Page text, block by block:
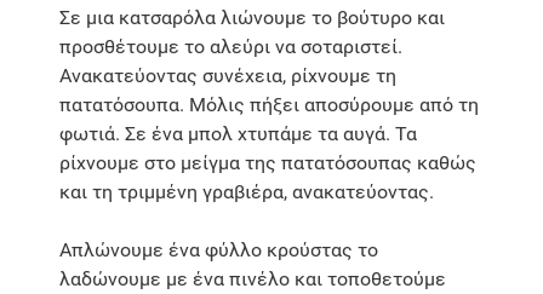
Σε μια κατσαρόλα λιώνουμε το βούτυρο και
προσθέτουμε το αλεύρι να σοταριστεί.
Ανακατεύοντας συνέχεια, ρίχνουμε τη
πατατόσουπα. Μόλις πήξει αποσύρουμε από τη
φωτιά. Σε ένα μπολ χτυπάμε τα αυγά. Τα
ρίχνουμε στο μείγμα της πατατόσουπας καθώς
και τη τριμμένη γραβιέρα, ανακατεύοντας.
Απλώνουμε ένα φύλλο κρούστας το
λαδώνουμε με ένα πινέλο και τοποθετούμε